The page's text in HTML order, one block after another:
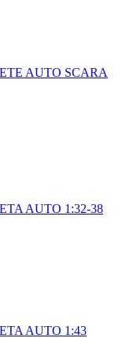
AUTO SCARA
AUTO 1:32-38
AUTO 1:43